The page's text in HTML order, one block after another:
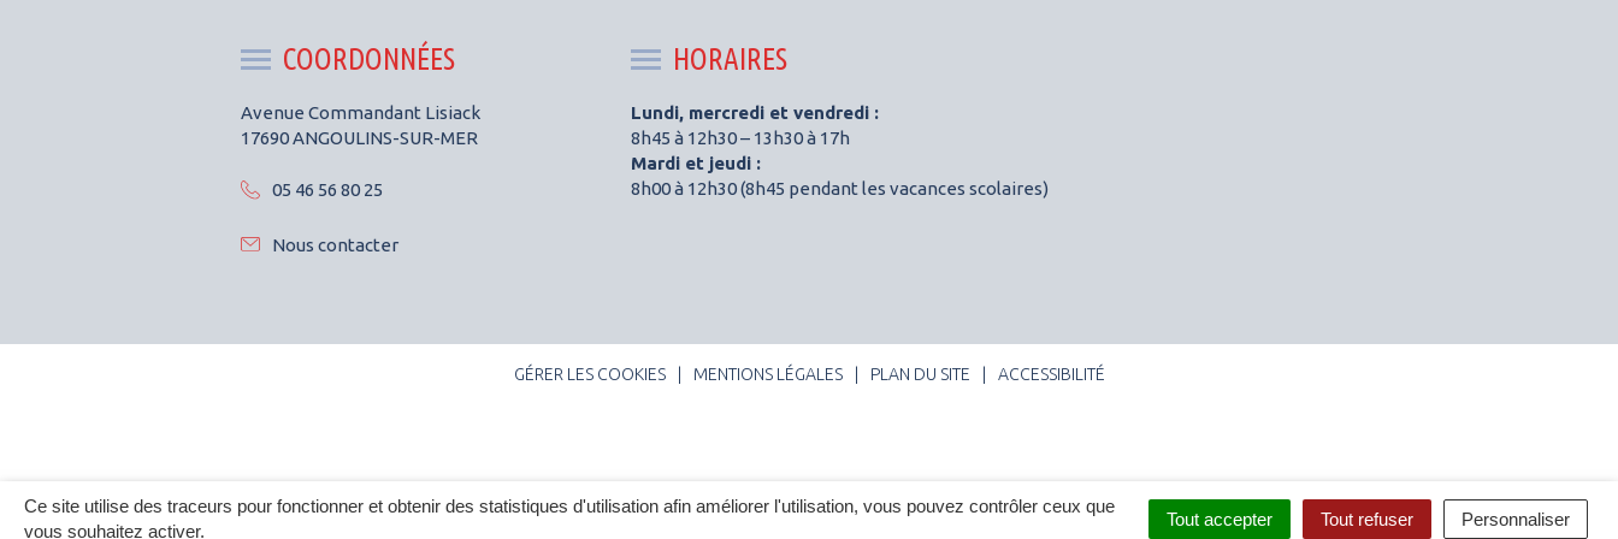
Ce site utilise des traceurs pour fonctionner et obtenir des statistiques d'utilisation afin améliorer l'utilisation, vous pouvez contrôler ceux que
vous souhaitez activer.
Tout accepter Tout refuser Personnaliser
Facebook
COORDONNÉES
Avenue Commandant Lisiack
17690 ANGOULINS-SUR-MER
05 46 56 80 25
Nous contacter
HORAIRES
Lundi, mercredi et vendredi :
8h45 à 12h30 – 13h30 à 17h
Mardi et jeudi :
8h00 à 12h30 (8h45 pendant les vacances scolaires)
GÉRER LES COOKIES MENTIONS LÉGALES PLAN DU SITE ACCESSIBILITÉ